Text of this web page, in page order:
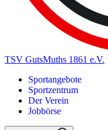
TSV GutsMuths 1861 e.V.
Sportangebote
Sportzentrum
Der Verein
Jobbörse